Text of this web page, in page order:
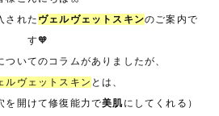
された ヴェルヴェットスキンのご案内で
す🧡
ついてのコラムがありましたが、
ルヴェットスキン とは、
を開けて修復能力で美肌にしてくれる）